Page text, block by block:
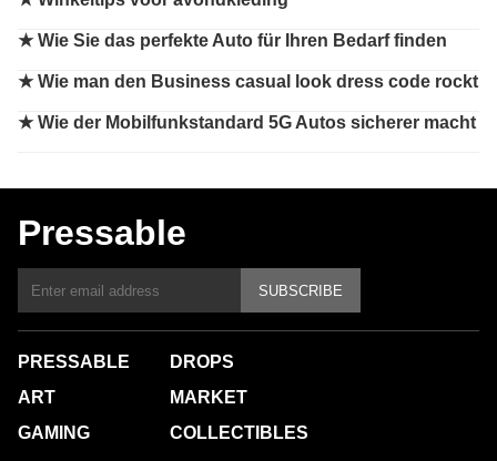
★Wie Sie das perfekte Auto für Ihren Bedarf finden
★Wie man den Business casual look dress code rockt
★Wie der Mobilfunkstandard 5G Autos sicherer macht
Pressable
SUBSCRIBE
PRESSABLE
ART
GAMING
DROPS
MARKET
COLLECTIBLES